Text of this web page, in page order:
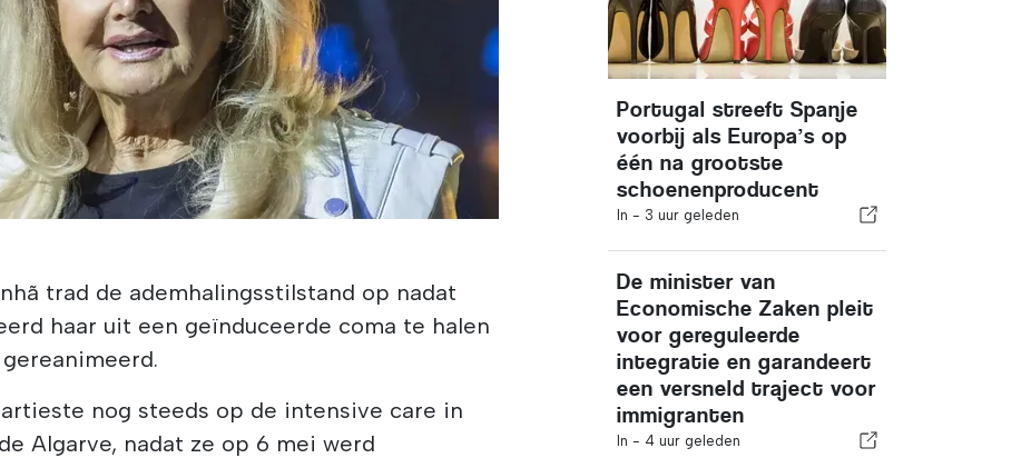
trad de ademhalingsstilstand op nadat
haar uit een geïnduceerde coma te halen
nog steeds op de intensive care in
Algarve, nadat ze op 6 mei werd
Portugal streeft Spanje
voorbij als Europa’s op
één na grootste
schoenenproducent
In - 3 uur geleden
De minister van
Economische Zaken pleit
voor gereguleerde
integratie en garandeert
een versneld traject voor
immigranten
In - 4 uur geleden